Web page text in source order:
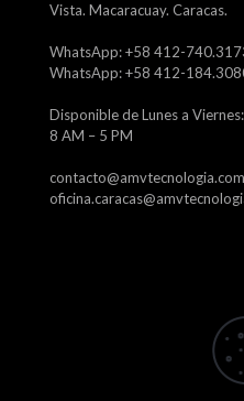
Vista. Macaracuay. Caracas.
WhatsApp: +58 412-
WhatsApp: +58 412-
Disponible de Lunes a Viernes:
8 AM – 5 PM